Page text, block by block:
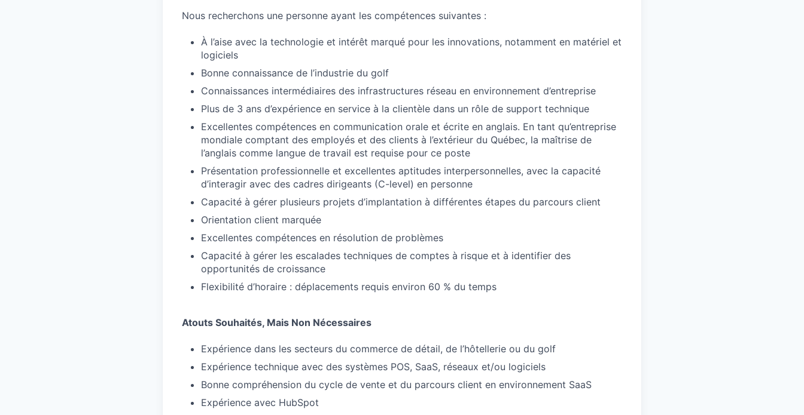
Nous recherchons une personne ayant les compétences suivantes :
À l’aise avec la technologie et intérêt marqué pour les innovations, notamment en matériel et
logiciels
Bonne connaissance de l’industrie du golf
Connaissances intermédiaires des infrastructures réseau en environnement d’entreprise
Plus de 3 ans d’expérience en service à la clientèle dans un rôle de support technique
Excellentes compétences en communication orale et écrite en anglais. En tant qu’entreprise
mondiale comptant des employés et des clients à l’extérieur du Québec, la maîtrise de
l’anglais comme langue de travail est requise pour ce poste
Présentation professionnelle et excellentes aptitudes interpersonnelles, avec la capacité
d’interagir avec des cadres dirigeants (C-level) en personne
Capacité à gérer plusieurs projets d’implantation à différentes étapes du parcours client
Orientation client marquée
Excellentes compétences en résolution de problèmes
Capacité à gérer les escalades techniques de comptes à risque et à identifier des
opportunités de croissance
Flexibilité d’horaire : déplacements requis environ 60 % du temps
Atouts Souhaités, Mais Non Nécessaires
Expérience dans les secteurs du commerce de détail, de l’hôtellerie ou du golf
Expérience technique avec des systèmes POS, SaaS, réseaux et/ou logiciels
Bonne compréhension du cycle de vente et du parcours client en environnement SaaS
Expérience avec HubSpot